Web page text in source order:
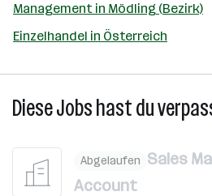
Management in Mödling (Bezirk)
Einzelhandel in Österreich
Diese Jobs hast du
Abgelaufen Sales
Account